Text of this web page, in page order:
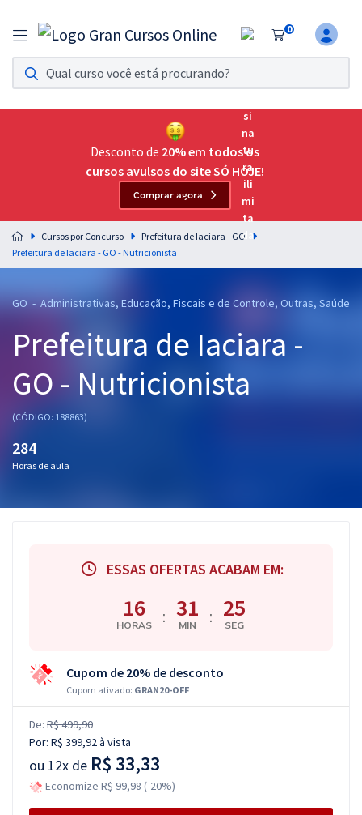
0
Assinatura Ilimitada 11
Acesso a todos os cursos. Teste grátis por 7 dias!
Assinatura OAB Até Passar
Acesso ilimitado a toda preparação para o Exame da
Residências Multiprofissionais
Preparação completa e intensiva para as principais
residências em saúde do Brasil
Cursos 20% OFF
Pós
Graduação
OAB
Conteúdo gratuito
Atendimento
Desconto de 20% em todos os
cursos avulsos do site SÓ HOJE!
Comprar agora
Cursos por Concurso
Prefeitura de Iaciara - GO
Prefeitura de Iaciara - GO - Nutricionista
GO - Administrativas, Educação, Fiscais e de Controle, Outras, Saúde
Prefeitura de Iaciara -
GO - Nutricionista
(CÓDIGO: 188863)
284
Horas de aula
ESSAS OFERTAS ACABAM EM:
16
HORAS : 31
MIN : 25
SEG
Cupom de 20% de desconto
Cupom ativado: GRAN20-OFF
De: R$ 499,90
Por: R$ 399,92à vista
ou 12x de R$ 33,33
Economize R$ 99,98 (-20%)